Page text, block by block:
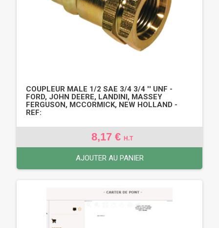
COUPLEUR MALE 1/2 SAE 3/4 3/4 '' UNF -
FORD, JOHN DEERE, LANDINI, MASSEY
FERGUSON, MCCORMICK, NEW HOLLAND -
REF:
8,17 € H.T
AJOUTER AU PANIER